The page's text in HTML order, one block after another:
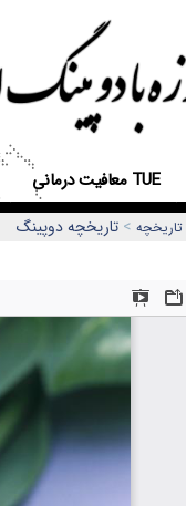
معافیت درمانی TUE
تاریخچه > تاریخچه دوپینگ